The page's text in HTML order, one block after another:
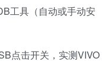
工具（自动或手动安
点击开关，实测VIVO